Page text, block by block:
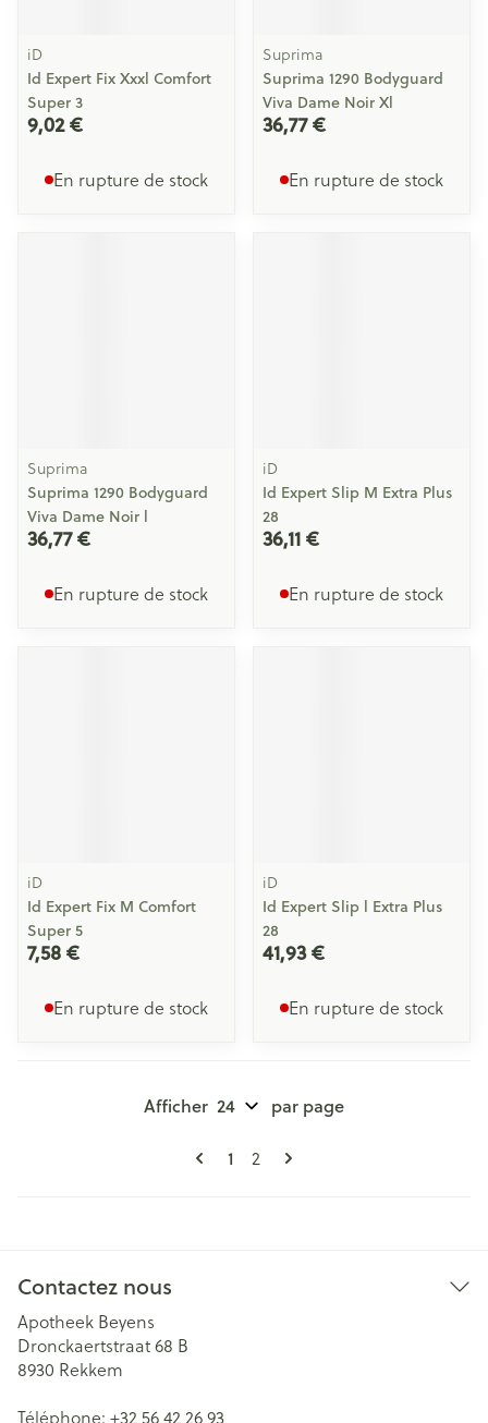
iD
Id Expert Fix Xxxl Comfort
Super 3
9,02 €
En rupture de stock
Suprima
Suprima 1290 Bodyguard
Viva Dame Noir Xl
36,77 €
En rupture de stock
Suprima
Suprima 1290 Bodyguard
Viva Dame Noir l
36,77 €
En rupture de stock
iD
Id Expert Slip M Extra Plus
28
36,11 €
En rupture de stock
iD
Id Expert Fix M Comfort
Super 5
7,58 €
En rupture de stock
iD
Id Expert Slip l Extra Plus
28
41,93 €
En rupture de stock
Pages
Vous lisez actuellement la page
1 Page
2
Afficher par page
Contactez nous
Apotheek Beyens
Dronckaertstraat 68 B
8930 Rekkem
Téléphone: +32 56 42 26 93